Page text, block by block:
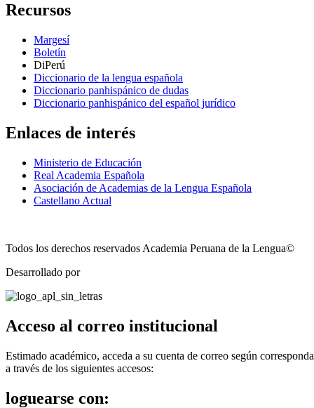
Recursos
Margesí
Boletín
DiPerú
Diccionario de la lengua española
Diccionario panhispánico de dudas
Diccionario panhispánico del español jurídico
Enlaces de interés
Ministerio de Educación
Real Academia Española
Asociación de Academias de la Lengua Española
Castellano Actual
Todos los derechos reservados Academia Peruana de la Lengua©
Desarrollado por
Acceso al correo institucional
Estimado académico, acceda a su cuenta de correo según corresponda
a través de los siguientes accesos:
loguearse con: